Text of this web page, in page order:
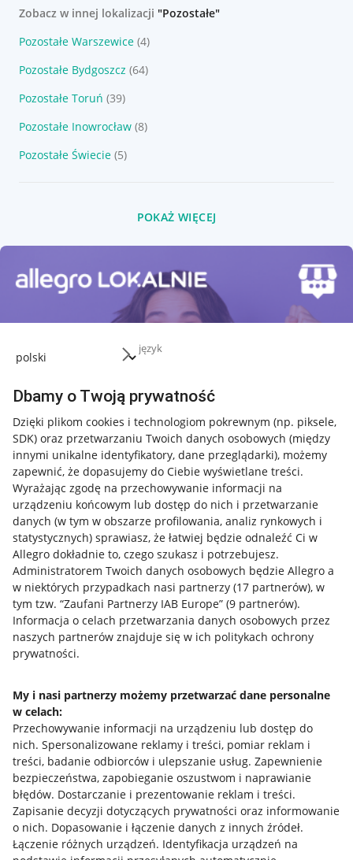
język
Dbamy o Twoją prywatność
Dzięki plikom cookies i technologiom pokrewnym (np. piksele,
SDK) oraz przetwarzaniu Twoich danych osobowych (między
innymi unikalne identyfikatory, dane przeglądarki), możemy
zapewnić, że dopasujemy do Ciebie wyświetlane treści.
Wyrażając zgodę na przechowywanie informacji na
urządzeniu końcowym lub dostęp do nich i przetwarzanie
danych (w tym w obszarze profilowania, analiz rynkowych i
statystycznych) sprawiasz, że łatwiej będzie odnaleźć Ci w
Allegro dokładnie to, czego szukasz i potrzebujesz.
Administratorem Twoich danych osobowych będzie Allegro a
w niektórych przypadkach nasi partnerzy (17 partnerów), w
tym tzw. “Zaufani Partnerzy IAB Europe” (9 partnerów).
Informacja o celach przetwarzania danych osobowych przez
naszych partnerów znajduje się w ich politykach ochrony
prywatności.
My i nasi partnerzy możemy przetwarzać dane personalne
w celach:
Przechowywanie informacji na urządzeniu lub dostęp do
nich. Spersonalizowane reklamy i treści, pomiar reklam i
treści, badanie odbiorców i ulepszanie usług. Zapewnienie
bezpieczeństwa, zapobieganie oszustwom i naprawianie
błędów. Dostarczanie i prezentowanie reklam i treści.
Zapisanie decyzji dotyczących prywatności oraz informowanie
o nich. Dopasowanie i łączenie danych z innych źródeł.
Łączenie różnych urządzeń. Identyfikacja urządzeń na
Zobacz w innej lokalizacji "Pozostałe"
Pozostałe Warszewice (4)
Pozostałe Bydgoszcz (64)
Pozostałe Toruń (39)
Pozostałe Inowrocław (8)
Pozostałe Świecie (5)
POKAŻ WIĘCEJ
Przydatne informacje
Jak to działa
Napisz do nas
Allegro Gadane dla sprzedających
Allegro Gadane dla kupujących
Mapa miejscowości
Informacje prawne
Regulamin
Polityka plików "cookies"
Ustawienia plików "cookies"